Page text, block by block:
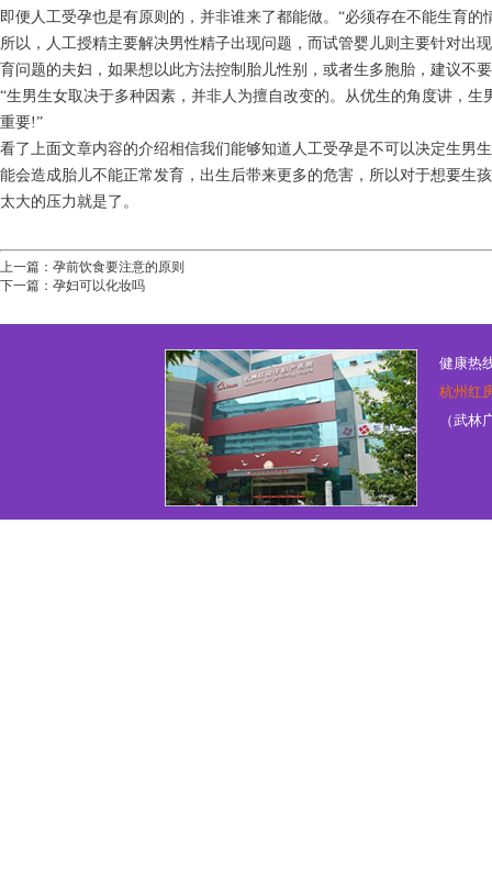
即便人工受孕也是有原则的，并非谁来了都能做。“必须存在不能生育的
所以，人工授精主要解决男性精子出现问题，而试管婴儿则主要针对出
育问题的夫妇，如果想以此方法控制胎儿性别，或者生多胞胎，建议不
“生男生女取决于多种因素，并非人为擅自改变的。从优生的角度讲，
重要!”
看了上面文章内容的介绍相信我们能够知道人工受孕是不可以决定生男
能会造成胎儿不能正常发育，出生后带来更多的危害，所以对于想要生
太大的压力就是了。
上一篇： 孕前饮食要注意的原则
下一篇： 孕妇可以化妆吗
健康热
杭州红
（武